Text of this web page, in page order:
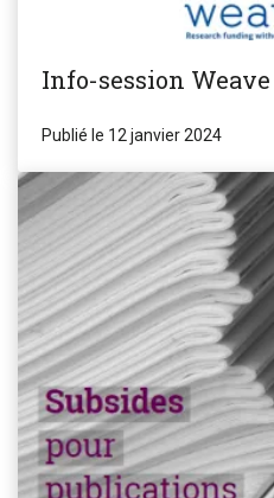
Info-session Weave
Publié le 12 janvier 2024